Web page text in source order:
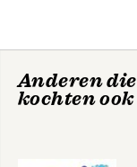
Anderen
kochten ook